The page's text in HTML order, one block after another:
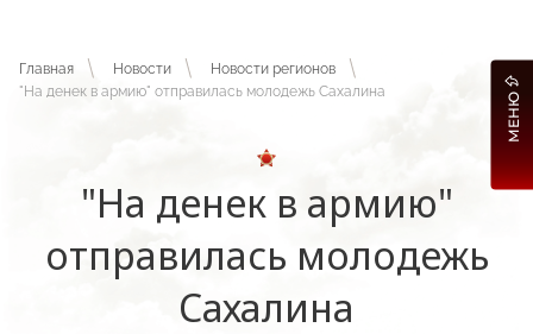
Главная Новости
Новости регионов
"На денек в армию" отправилась молодежь Сахалина
"На денек в армию"
отправилась молодежь
Сахалина
МЕНЮ